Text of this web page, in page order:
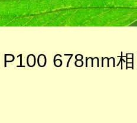
678mm